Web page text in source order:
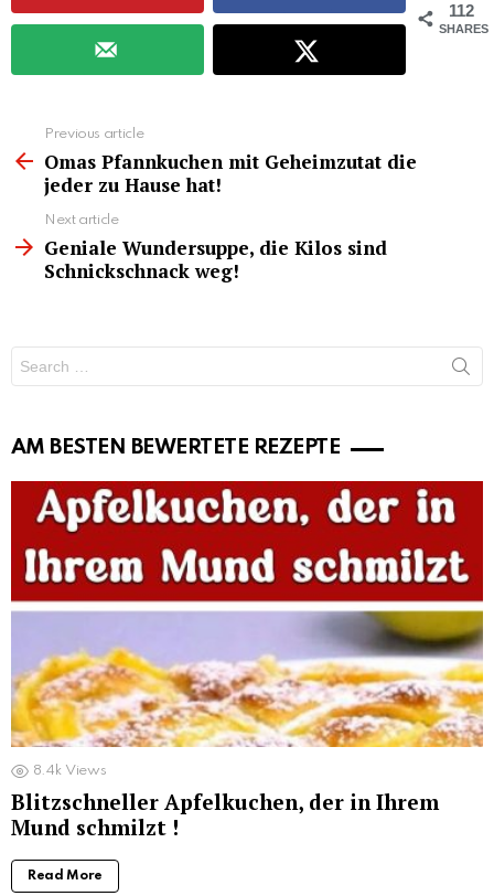
112
SHARES
more
Previous article
Omas Pfannkuchen mit Geheimzutat die
jeder zu Hause hat!
Next article
Geniale Wundersuppe, die Kilos sind
Schnickschnack weg!
for:
AM BESTEN BEWERTETE REZEPTE
8.4k Views
Blitzschneller Apfelkuchen, der in Ihrem
Mund schmilzt !
Read More